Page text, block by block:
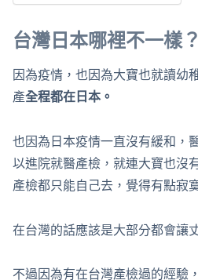
台灣日本哪裡不一樣？
因為疫情，也因為大寶也就讀幼
產全程都在日本。
也因為日本疫情一直沒有緩和，
以進院就醫產檢，就連大寶也沒
產檢都只能自己去，覺得有點寂
在台灣的話應該是大部分都會讓
不過因為有在台灣產檢過的經驗